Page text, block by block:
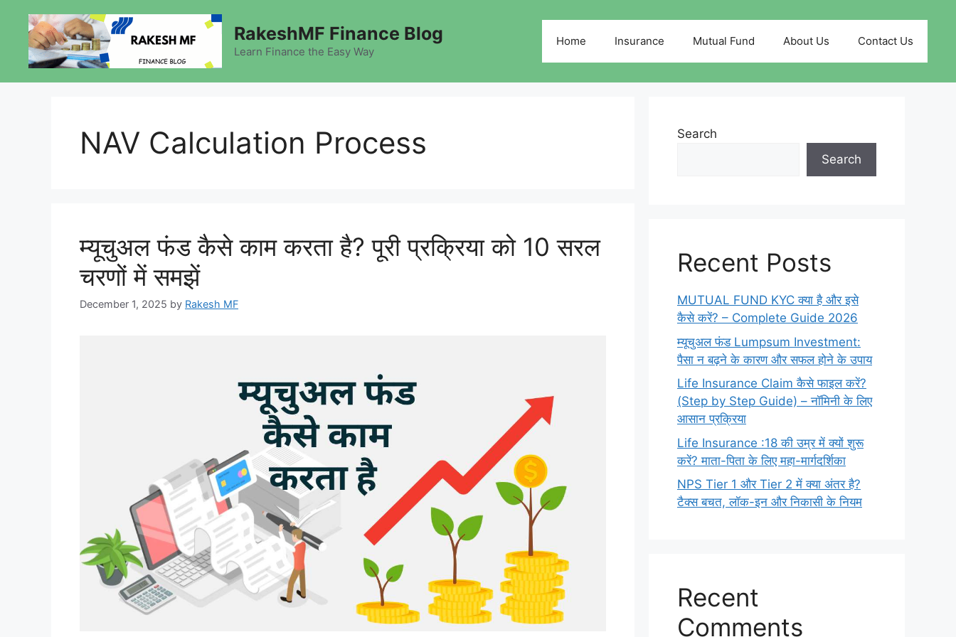
content
RakeshMF Finance Blog
Learn Finance the Easy Way
Home Insurance Mutual Fund About Us Contact Us
NAV Calculation Process
म्यूचुअल फंड कैसे काम करता है? पूरी प्रक्रिया को 10 सरल
चरणों में समझें
December 1, 2025 by Rakesh MF
Search
Search
Recent Posts
MUTUAL FUND KYC क्या है और इसे
कैसे करें? – Complete Guide 2026
म्यूचुअल फंड Lumpsum Investment:
पैसा न बढ़ने के कारण और सफल होने के उपाय
Life Insurance Claim कैसे फाइल करें?
(Step by Step Guide) – नॉमिनी के लिए
आसान प्रक्रिया
Life Insurance :18 की उम्र में क्यों शुरू
करें? माता-पिता के लिए महा-मार्गदर्शिका
NPS Tier 1 और Tier 2 में क्या अंतर है?
टैक्स बचत, लॉक-इन और निकासी के नियम
Recent
Comments